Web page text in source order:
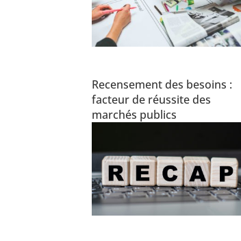
Recensement des besoins :
facteur de réussite des
marchés publics